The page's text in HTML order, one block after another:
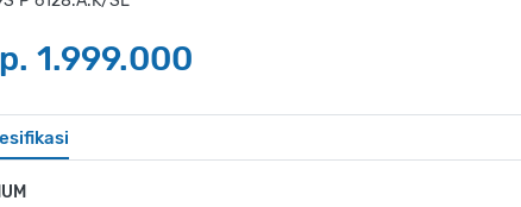
1.999.000